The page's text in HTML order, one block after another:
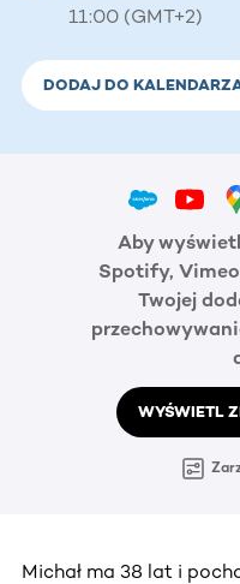
11:00 (GMT+2)
DODAJ DO
Aby
Spotify,
Twojej
WYŚWIETL
Michał ma 38 lat i